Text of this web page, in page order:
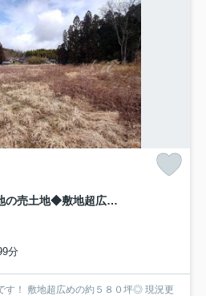
◆緑豊かな環境◆現況更地の売土地◆敷地超広めの約580坪◆陽当たり・通風良好◆京丹波町曽根由リ
分
す！ 敷地超広めの約５８０坪◎ 現況更